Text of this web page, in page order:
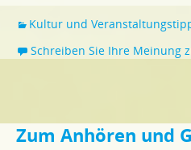
Kultur und
Schreiben Sie Ihre Meinung
Zum Anhören und